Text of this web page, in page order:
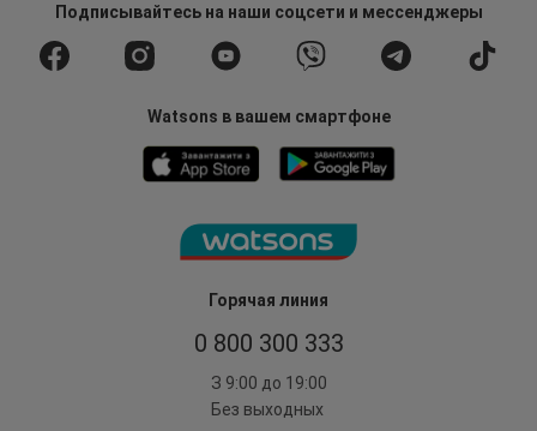
Горячая линия
0 800 300 333
З 9:00 до 19:00
Без выходных
Подписывайтесьна наши соцсети и мессенджеры
Watsons в вашем смартфоне